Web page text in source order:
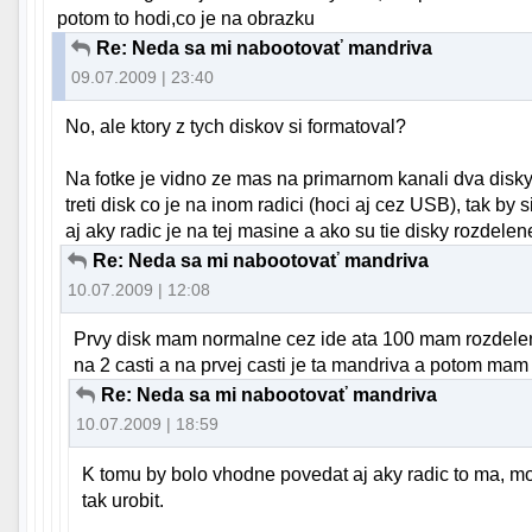
potom to hodi,co je na obrazku
Re: Neda sa mi nabootovať mandriva
09.07.2009 | 23:40
No, ale ktory z tych diskov si formatoval?
Na fotke je vidno ze mas na primarnom kanali dva
treti disk co je na inom radici (hoci aj cez USB), tak by
aj aky radic je na tej masine a ako su tie disky
Re: Neda sa mi nabootovať mandriva
10.07.2009 | 12:08
Prvy disk mam normalne cez ide ata 100 mam
na 2 casti a na prvej casti je ta mandriva a potom
Re: Neda sa mi nabootovať mandriva
10.07.2009 | 18:59
K tomu by bolo vhodne povedat aj aky radic to ma,
tak urobit.